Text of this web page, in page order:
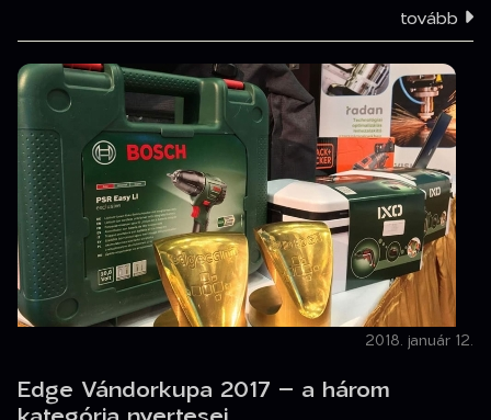
tovább
2018. január 12.
Edge Vándorkupa 2017 – a három